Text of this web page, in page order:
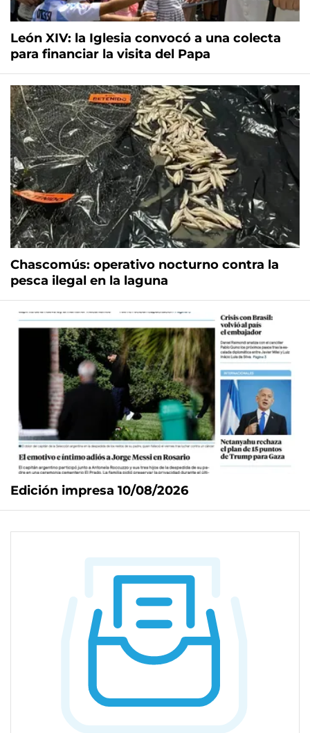
León XIV: la Iglesia convocó a una colecta
para financiar la visita del Papa
Chascomús: operativo nocturno contra la
pesca ilegal en la laguna
Edición impresa 10/08/2026